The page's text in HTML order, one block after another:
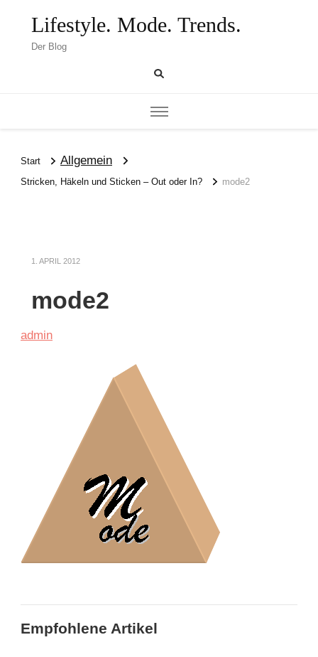
Lifestyle. Mode. Trends.
Der Blog
Start Allgemein
Stricken, Häkeln und Sticken – Out oder In? mode2
1. APRIL 2012
mode2
admin
Empfohlene Artikel